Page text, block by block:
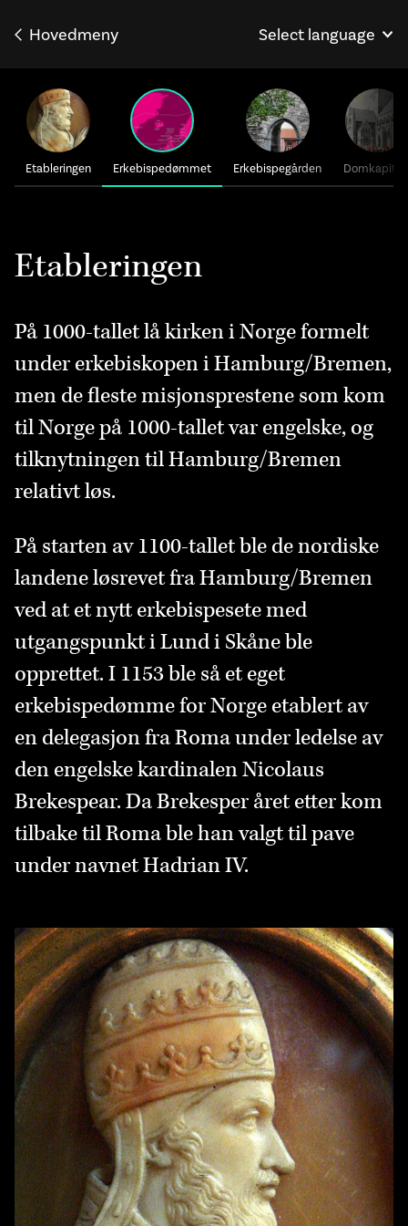
Hovedmeny Select language
English Français Deutsch
Etableringen Erkebispedømmet Erkebispegården
Etableringen
På 1000-tallet lå kirken i Norge formelt
under erkebiskopen i Hamburg/Bremen,
men de fleste misjonsprestene som kom
til Norge på 1000-tallet var engelske, og
tilknytningen til Hamburg/Bremen
relativt løs.
På starten av 1100-tallet ble de nordiske
landene løsrevet fra Hamburg/Bremen
ved at et nytt erkebispesete med
utgangspunkt i Lund i Skåne ble
opprettet. I 1153 ble så et eget
erkebispedømme for Norge etablert av
en delegasjon fra Roma under ledelse av
den engelske kardinalen Nicolaus
Brekespear. Da Brekesper året etter kom
tilbake til Roma ble han valgt til pave
under navnet Hadrian IV.